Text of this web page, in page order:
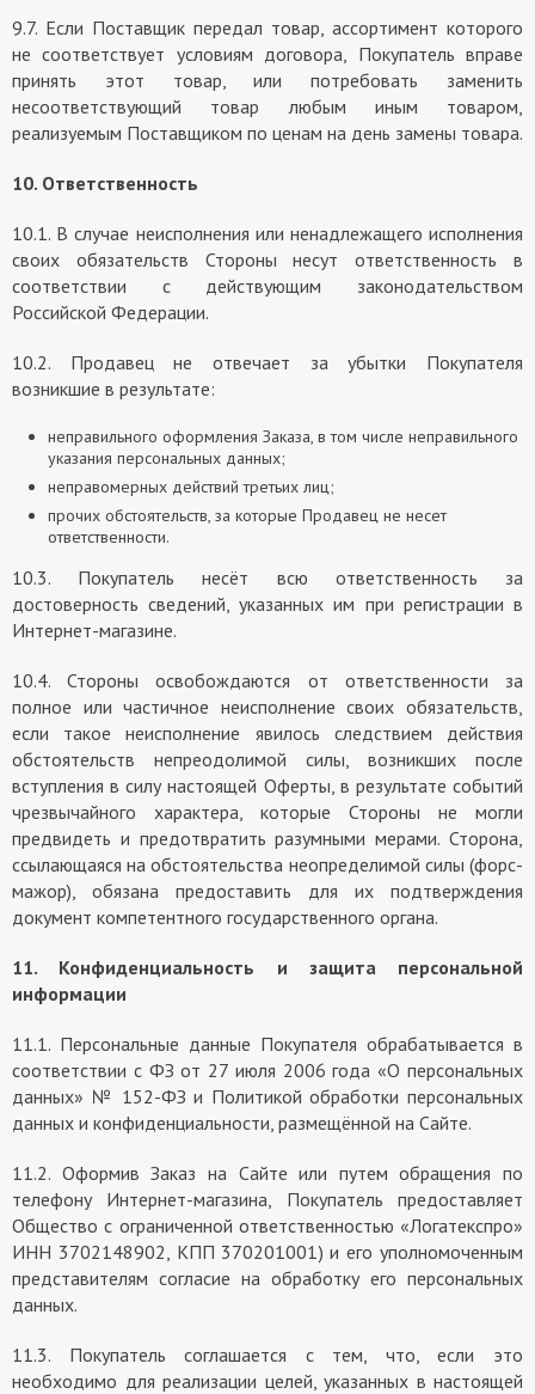
9.7. Если Поставщик передал товар, ассортимент которого
не соответствует условиям договора, Покупатель вправе
принять этот товар, или потребовать заменить
несоответствующий товар любым иным товаром,
реализуемым Поставщиком по ценам на день замены товара.
10. Ответственность
10.1. В случае неисполнения или ненадлежащего исполнения
своих обязательств Стороны несут ответственность в
соответствии с действующим законодательством
Российской Федерации.
10.2. Продавец не отвечает за убытки Покупателя
возникшие в результате:
неправильного оформления Заказа, в том числе неправильного
указания персональных данных;
неправомерных действий третьих лиц;
прочих обстоятельств, за которые Продавец не несет
ответственности.
10.3. Покупатель несёт всю ответственность за
достоверность сведений, указанных им при регистрации в
Интернет-магазине.
10.4. Стороны освобождаются от ответственности за
полное или частичное неисполнение своих обязательств,
если такое неисполнение явилось следствием действия
обстоятельств непреодолимой силы, возникших после
вступления в силу настоящей Оферты, в результате событий
чрезвычайного характера, которые Стороны не могли
предвидеть и предотвратить разумными мерами. Сторона,
ссылающаяся на обстоятельства неопределимой силы (форс-
мажор), обязана предоставить для их подтверждения
документ компетентного государственного органа.
11. Конфиденциальность и защита персональной
информации
11.1. Персональные данные Покупателя обрабатывается в
соответствии с ФЗ от 27 июля 2006 года «О персональных
данных» № 152-ФЗ и Политикой обработки персональных
данных и конфиденциальности, размещённой на Сайте.
11.2. Оформив Заказ на Сайте или путем обращения по
телефону Интернет-магазина, Покупатель предоставляет
Общество с ограниченной ответственностью «Логатекспро»
ИНН 3702148902, КПП 370201001) и его уполномоченным
представителям согласие на обработку его персональных
данных.
11.3. Покупатель соглашается с тем, что, если это
необходимо для реализации целей, указанных в настоящей